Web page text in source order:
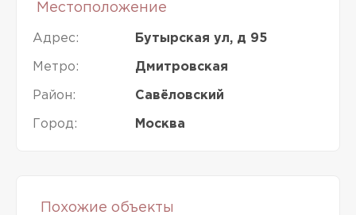
Местоположение
Адрес: Бутырская ул, д 95
Метро: Дмитровская
Район: Савёловский
Город: Москва
Похожие объекты